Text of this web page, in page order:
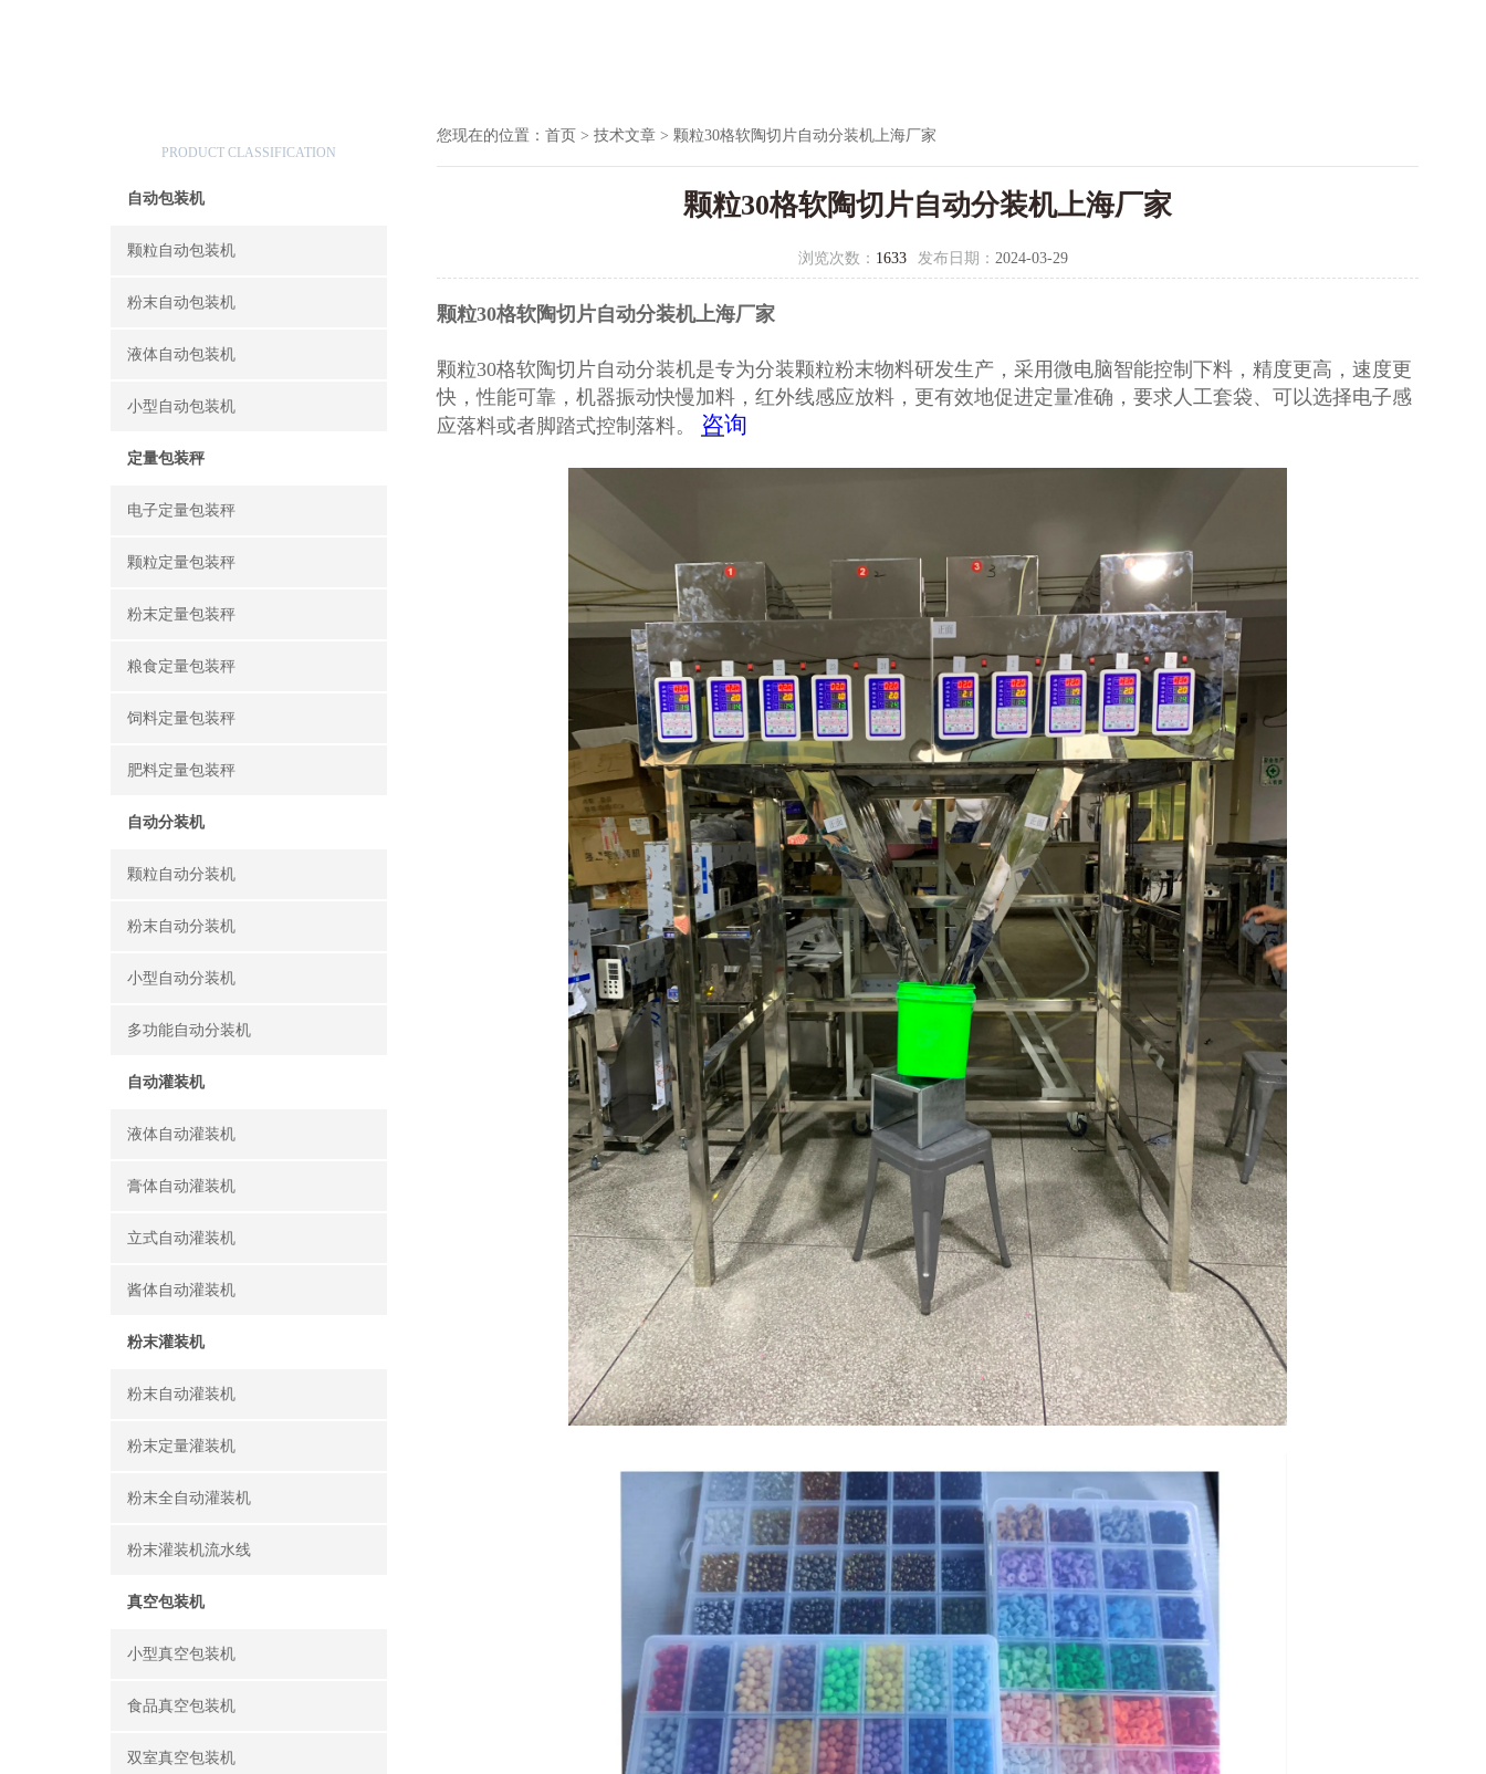
PRODUCT CLASSIFICATION
自动包装机
颗粒自动包装机
粉末自动包装机
液体自动包装机
小型自动包装机
定量包装秤
电子定量包装秤
颗粒定量包装秤
粉末定量包装秤
粮食定量包装秤
饲料定量包装秤
肥料定量包装秤
自动分装机
颗粒自动分装机
粉末自动分装机
小型自动分装机
多功能自动分装机
自动灌装机
液体自动灌装机
膏体自动灌装机
立式自动灌装机
酱体自动灌装机
粉末灌装机
粉末自动灌装机
粉末定量灌装机
粉末全自动灌装机
粉末灌装机流水线
真空包装机
小型真空包装机
食品真空包装机
双室真空包装机
您现在的位置： 首页 > 技术文章 > 颗粒30格软陶切片自动分装机上海厂家
颗粒30格软陶切片自动分装机上海厂家
浏览次数： 1633 发布日期： 2024-03-29
颗粒30格软陶切片自动分装机上海厂家
颗粒30格软陶切片自动分装机是专为分装颗粒粉末物料研发生产，采用微电脑智能控制下料，精度更高，速度更
快，性能可靠，机器振动快慢加料，红外线感应放料，更有效地促进定量准确，要求人工套袋、可以选择电子感
应落料或者脚踏式控制落料。 咨询